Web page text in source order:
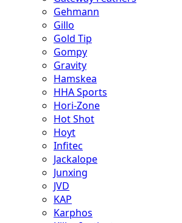
Gehmann
Gillo
Gold Tip
Gompy
Gravity
Hamskea
HHA Sports
Hori-Zone
Hot Shot
Hoyt
Infitec
Jackalope
Junxing
JVD
KAP
Karphos